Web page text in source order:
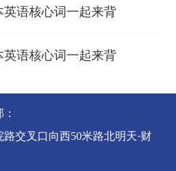
语核心词一起来背
语核心词一起来背
交叉口向西50米路北明天·财